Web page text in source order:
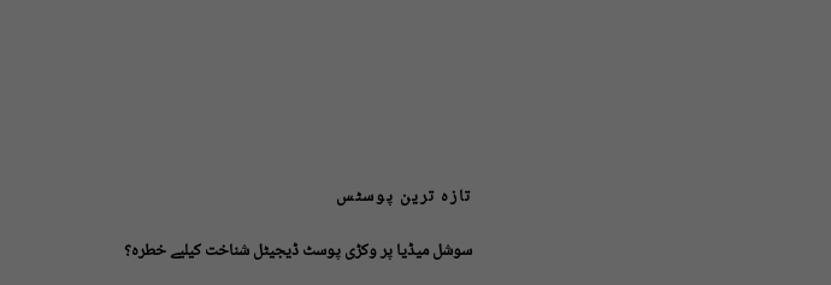
تازہ ترین پوسٹس
سوشل میڈیا پر وکڑی پوسٹ ڈیجیٹل شناخت کیلیے خطرہ؟